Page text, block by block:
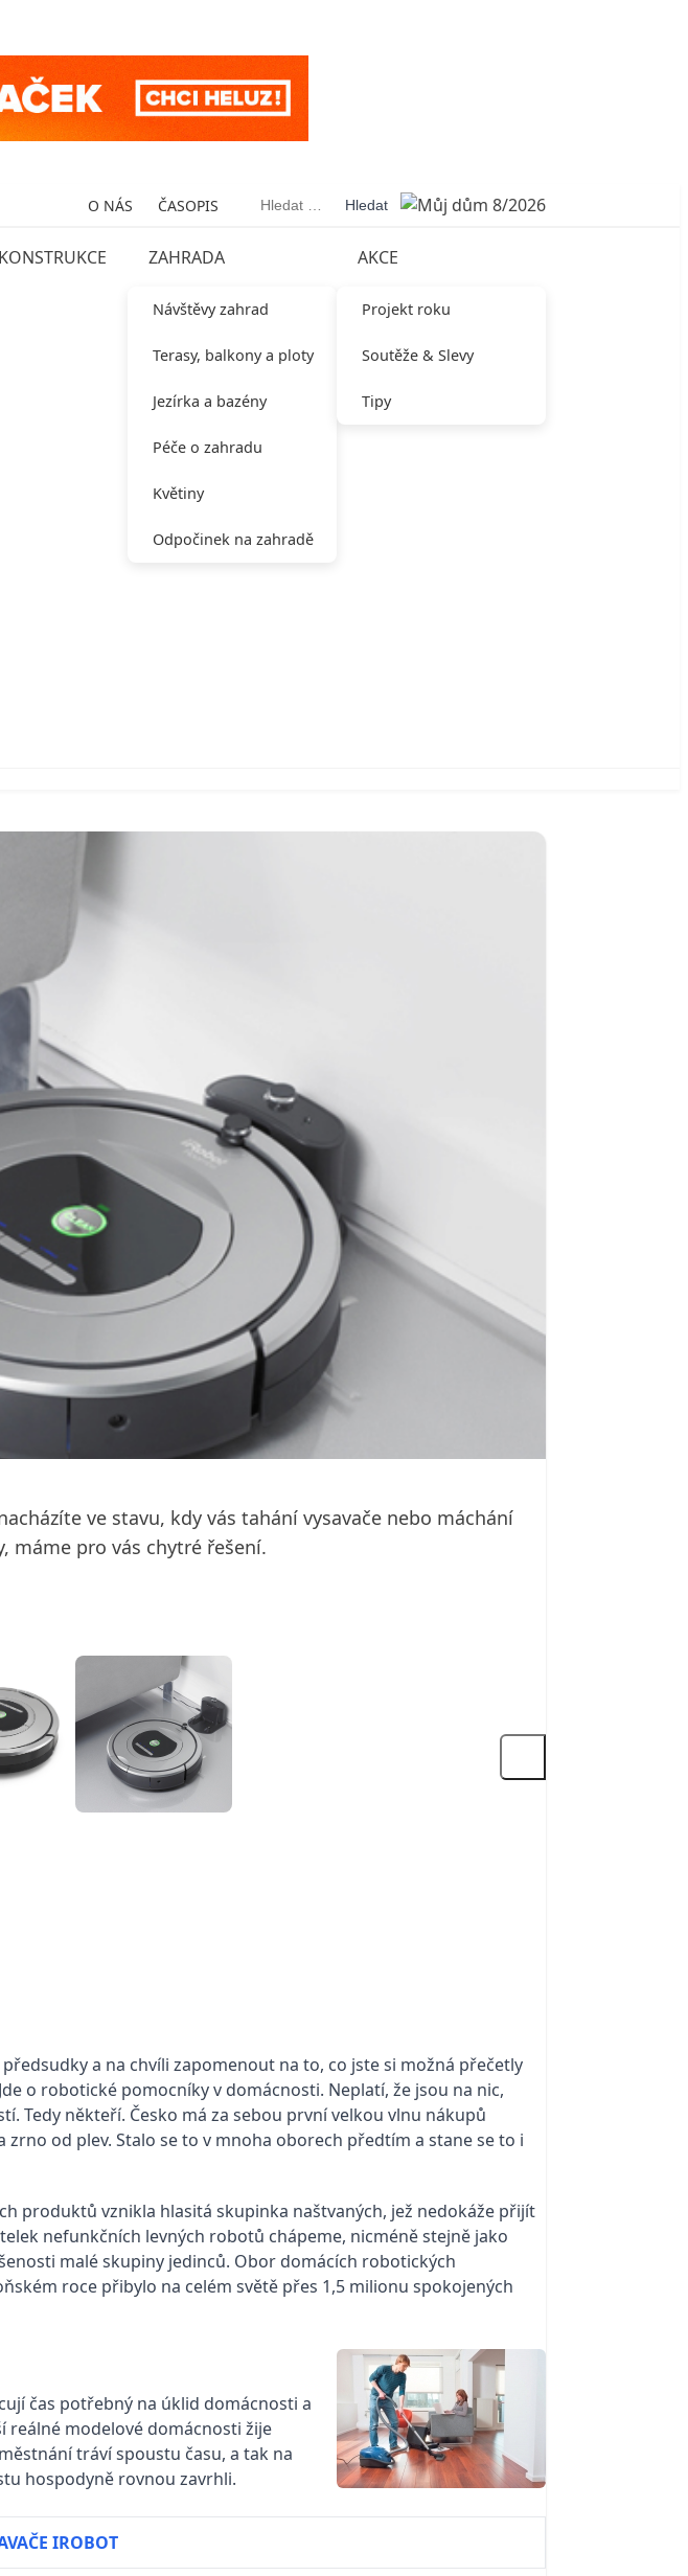
O NÁS ČASOPIS Vyhledávání
ZAHRADA
Návštěvy zahrad
Terasy, balkony a ploty
Jezírka a bazény
Péče o zahradu
Květiny
Odpočinek na zahradě
AKCE
Projekt roku
Soutěže & Slevy
Tipy
ve stavu, kdy vás tahání vysavače nebo máchání
máme pro vás chytré řešení.
a na chvíli zapomenout na to, co jste si možná přečetly
o robotické pomocníky v domácnosti. Neplatí, že jsou na nic,
Tedy někteří. Česko má za sebou první velkou vlnu nákupů
od plev. Stalo se to v mnoha oborech předtím a stane se to i
produktů vznikla hlasitá skupinka naštvaných, jež nedokáže přijít
nefunkčních levných robotů chápeme, nicméně stejně jako
malé skupiny jedinců. Obor domácích robotických
roce přibylo na celém světě přes 1,5 milionu spokojených
čas potřebný na úklid domácnosti a
reálné modelové domácnosti žije
tráví spoustu času, a tak na
hospodyně rovnou zavrhli.
IROBOT